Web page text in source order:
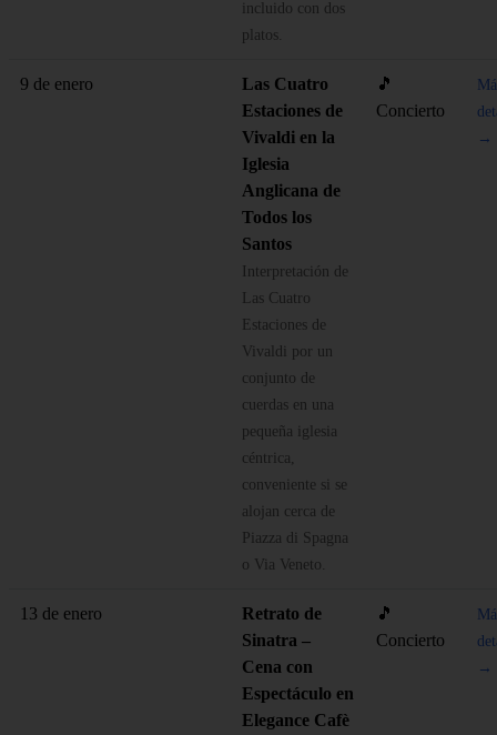
incluido con dos
platos.
9 de enero
Las Cuatro
Estaciones de
Vivaldi en la
Iglesia
Anglicana de
Todos los
Santos
Interpretación de
Las Cuatro
Estaciones de
Vivaldi por un
conjunto de
cuerdas en una
pequeña iglesia
céntrica,
conveniente si se
alojan cerca de
Piazza di Spagna
o Via Veneto.
🎵
Concierto
→
13 de enero
Retrato de
Sinatra –
Cena con
Espectáculo en
Elegance Cafè
🎵
Concierto
→